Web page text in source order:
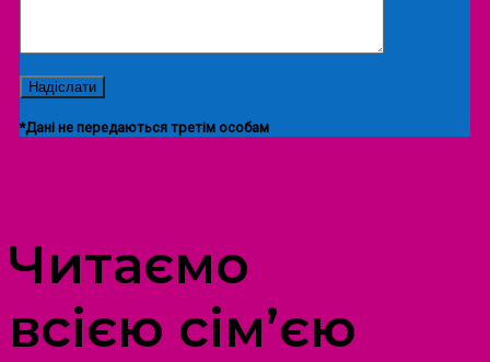
*Дані не передаються третім особам
Читаємо
всією сім’єю